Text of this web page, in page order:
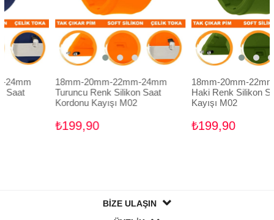
18mm-20mm-22mm-24mm
Turuncu Renk Silikon Saat
Kordonu Kayışı M02
₺199,90
18mm-20mm-22mm-
Haki Renk Silikon Saat
Kayışı M02
₺199,90
BİZE ULAŞIN